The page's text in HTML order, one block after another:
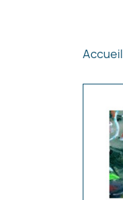
Accueil